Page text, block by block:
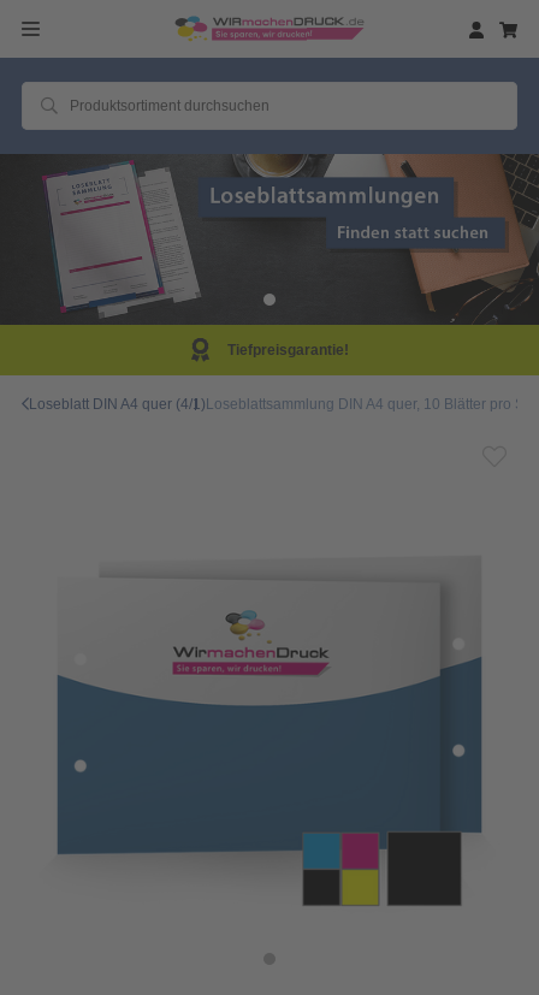
Loseblatt DIN A4 quer (4/1)Loseblattsammlung DIN A4 quer, 10 Blätter pro